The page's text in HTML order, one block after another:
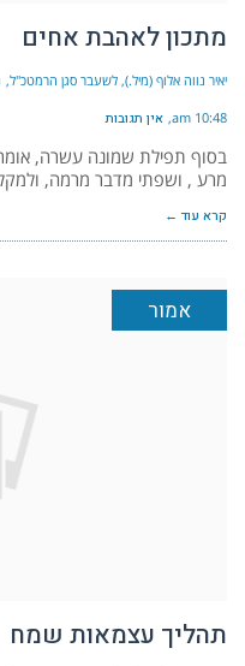
מתכון לאהבת אחים
יאיר נווה אלוף (מיל.), לשעבר סגן הרמטכ"ל
10:48 am אין תגובות
בסוף תפילת שמונה עשרה,
מרע , ושפתי מדבר מרמה,
קרא עוד ←
אמור
תהליך עצמאות שמח